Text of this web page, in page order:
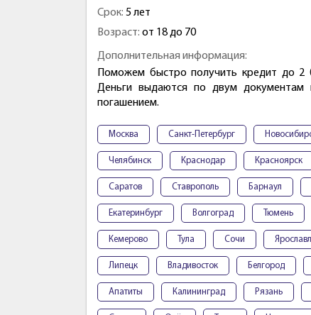
Срок: 5 лет
Возраст: от 18 до 70
Дополнительная информация:
Поможем быстро получить кредит до 2
Деньги выдаются по двум
погашением.
Москва Санкт-Петербург
Челябинск Краснодар Красноярск
Саратов Ставрополь Барнаул
Екатеринбург Волгоград Тюмень
Кемерово Тула Сочи
Липецк Владивосток Белгород
Апатиты Калининград Рязань